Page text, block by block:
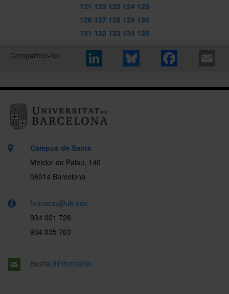
121 122 123 124 125
126 127 128 129 130
131 132 133 134 135
Comparteix-ho:
Campus de Sants
Melcior de Palau, 140
08014 Barcelona
formacio@ub.edu
934 021 726
934 035 763
Bústia d'informació